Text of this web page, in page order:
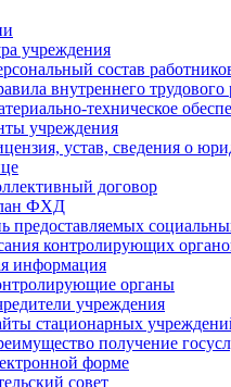
учреждения
состав
внутреннего трудового
техническое
учреждения
устав, сведения о
договор
ФХД
предоставляемых
контролирующих
информация
органы
учреждения
стационарных
получение
форме
совет